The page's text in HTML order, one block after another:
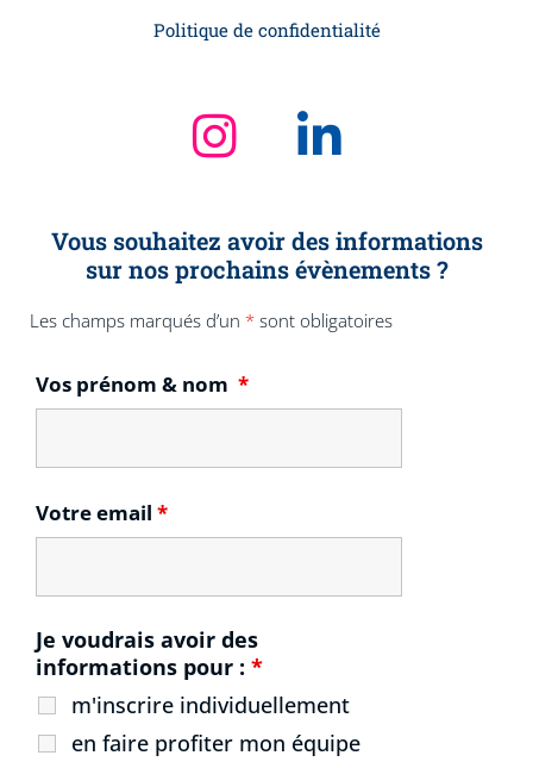
Politique de confidentialité
Vous souhaitez avoir des informations
sur nos prochains évènements ?
Les champs marqués d’un * sont obligatoires
Vos prénom & nom *
Votre email *
Je voudrais avoir des
informations pour : *
m'inscrire individuellement
en faire profiter mon équipe